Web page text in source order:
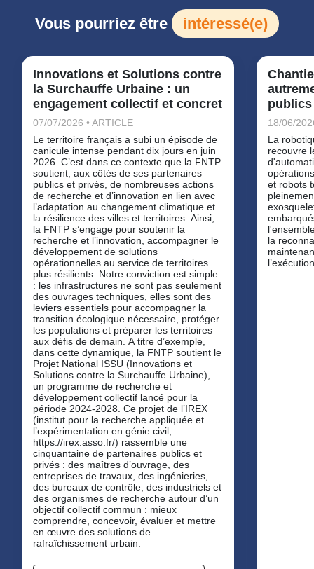
Vous pourriez être intéressé(e)
Innovations et Solutions contre
la Surchauffe Urbaine : un
engagement collectif et concret
07/07/2026 • ARTICLE
Le territoire français a subi un épisode de
canicule intense pendant dix jours en juin
2026. C’est dans ce contexte que la FNTP
soutient, aux côtés de ses partenaires
publics et privés, de nombreuses actions
de recherche et d’innovation en lien avec
l’adaptation au changement climatique et
la résilience des villes et territoires. Ainsi,
la FNTP s’engage pour soutenir la
recherche et l’innovation, accompagner le
développement de solutions
opérationnelles au service de territoires
plus résilients. Notre conviction est simple
: les infrastructures ne sont pas seulement
des ouvrages techniques, elles sont des
leviers essentiels pour accompagner la
transition écologique nécessaire, protéger
les populations et préparer les territoires
aux défis de demain. A titre d’exemple,
dans cette dynamique, la FNTP soutient le
Projet National ISSU (Innovations et
Solutions contre la Surchauffe Urbaine),
un programme de recherche et
développement collectif lancé pour la
période 2024-2028. Ce projet de l’IREX
(institut pour la recherche appliquée et
l’expérimentation en génie civil,
https://irex.asso.fr/) rassemble une
cinquantaine de partenaires publics et
privés : des maîtres d’ouvrage, des
entreprises de travaux, des ingénieries,
des bureaux de contrôle, des industriels et
des organismes de recherche autour d’un
objectif collectif commun : mieux
comprendre, concevoir, évaluer et mettre
en œuvre des solutions de
rafraîchissement urbain.
publics
18/06/
La
recouvre
et robots
la